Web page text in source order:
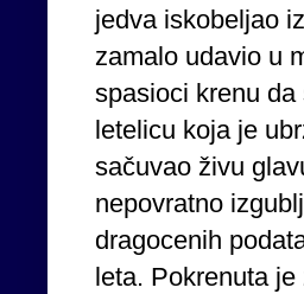
jedva iskobeljao
zamalo udavio u
spasioci krenu
letelicu koja je
sačuvao živu
nepovratno
dragocenih
leta. Pokrenuta